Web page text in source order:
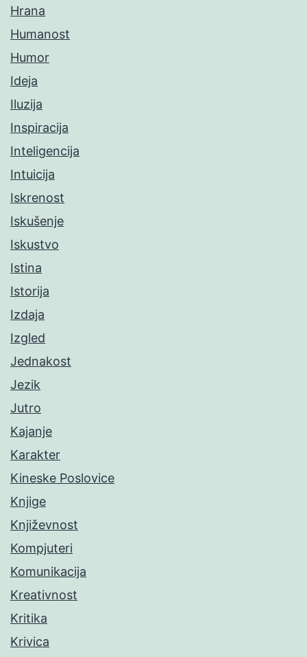
Hrana
Humanost
Humor
Ideja
Iluzija
Inspiracija
Inteligencija
Intuicija
Iskrenost
Iskušenje
Iskustvo
Istina
Istorija
Izdaja
Izgled
Jednakost
Jezik
Jutro
Kajanje
Karakter
Kineske Poslovice
Knjige
Književnost
Kompjuteri
Komunikacija
Kreativnost
Kritika
Krivica